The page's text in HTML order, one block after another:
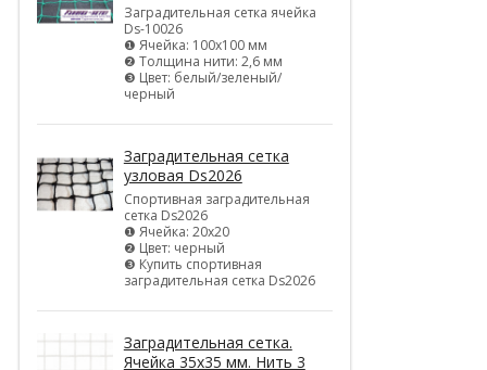
Заградительная сетка ячейка
Ds-10026
❶ Ячейка: 100х100 мм
❷ Толщина нити: 2,6 мм
❸ Цвет: белый/зеленый/
черный
Заградительная сетка
узловая Ds2026
Спортивная заградительная
сетка Ds2026
❶ Ячейка: 20х20
❷ Цвет: черный
❸ Купить спортивная
заградительная сетка Ds2026
Заградительная сетка.
Ячейка 35х35 мм. Нить 3